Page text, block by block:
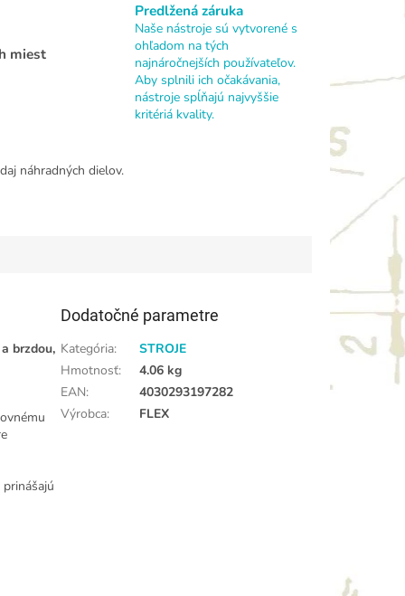
miest
Predlžená záruka
Naše nástroje sú vytvorené s
ohľadom na tých
najnáročnejších používateľov.
Aby splnili ich očakávania,
nástroje spĺňajú najvyššie
kritériá kvality.
náhradných dielov.
brzdou,
Dodatočné parametre
Kategória:
STROJE
Hmotnosť:
4.06 kg
EAN:
4030293197282
Výrobca: FLEX